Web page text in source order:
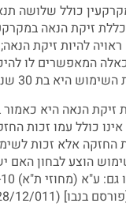
לחוק המקרקעין כולל
זיקת הנאה
להיות זיקת
בת 30 שנים רצופות
כולל עמו זכות
החזקה אלא זכות
הוצע לבחון האם